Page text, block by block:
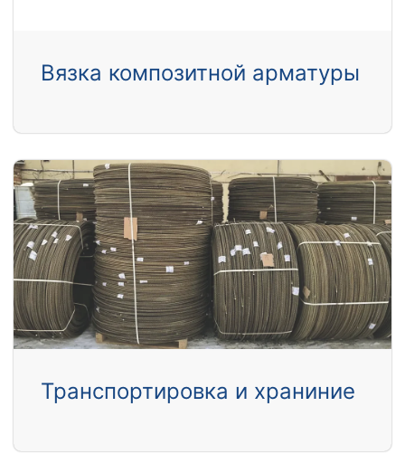
Вязка композитной арматуры
Транспортировка и храниние